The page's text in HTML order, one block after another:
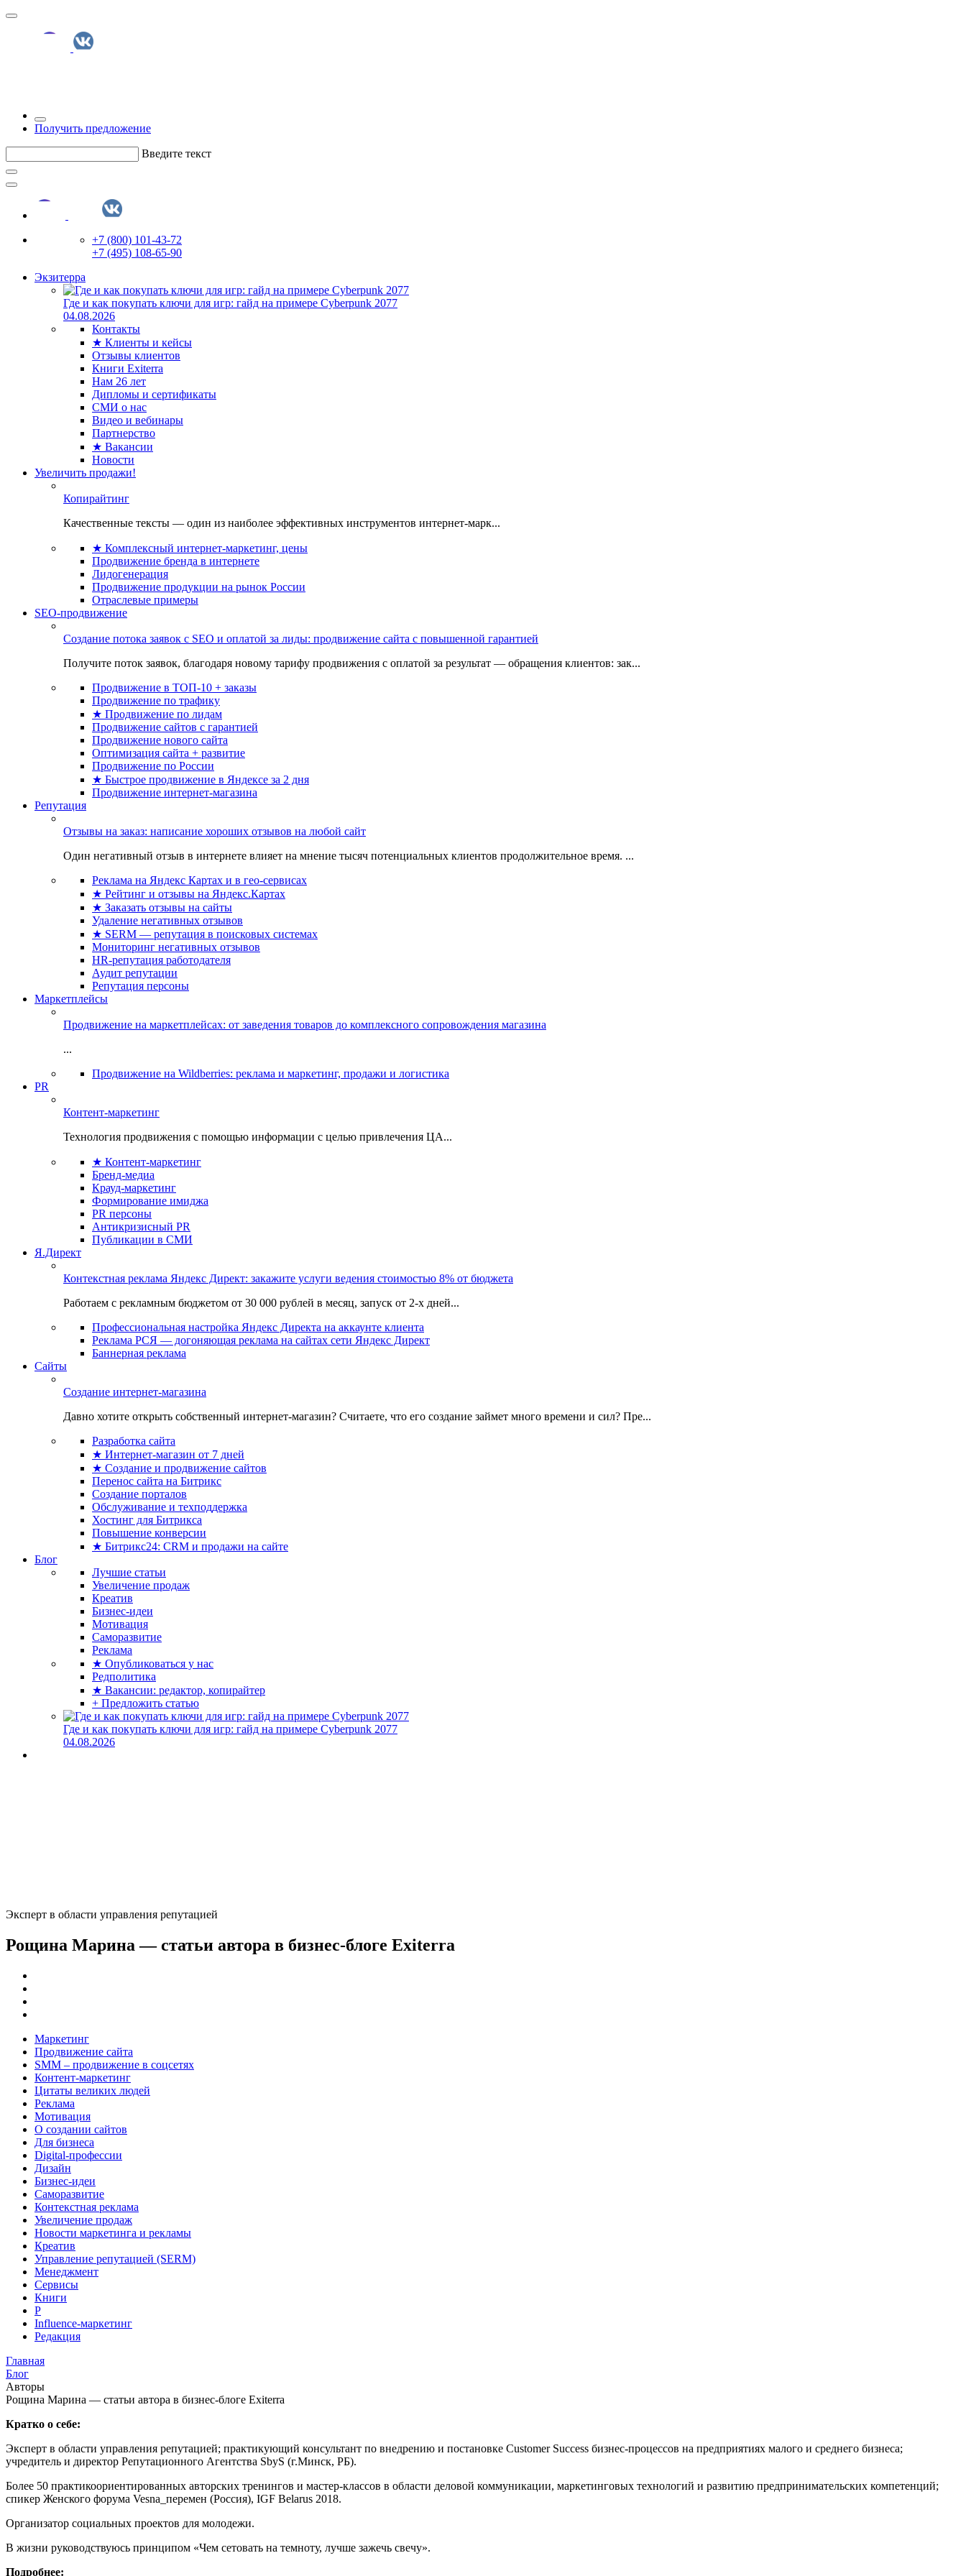
Получить предложение
Введите текст
+7 (800) 101-43-72
+7 (495) 108-65-90
Экзитерра
Где и как покупать ключи для игр: гайд на примере Cyberpunk 2077
04.08.2026
Контакты
★ Клиенты и кейсы
Отзывы клиентов
Книги Exiterra
Нам 26 лет
Дипломы и сертификаты
СМИ о нас
Видео и вебинары
Партнерство
★ Вакансии
Новости
Увеличить продажи!
Копирайтинг
Качественные тексты — один из наиболее эффективных инструментов интернет-марк...
★ Комплексный интернет-маркетинг, цены
Продвижение бренда в интернете
Лидогенерация
Продвижение продукции на рынок России
Отраслевые примеры
SEO-продвижение
Создание потока заявок с SEO и оплатой за лиды: продвижение сайта с повышенной гарантией
Получите поток заявок, благодаря новому тарифу продвижения с оплатой за результат — обращения клиентов: зак...
Продвижение в ТОП-10 + заказы
Продвижение по трафику
★ Продвижение по лидам
Продвижение сайтов с гарантией
Продвижение нового сайта
Оптимизация сайта + развитие
Продвижение по России
★ Быстрое продвижение в Яндексе за 2 дня
Продвижение интернет-магазина
Репутация
Отзывы на заказ: написание хороших отзывов на любой сайт
Один негативный отзыв в интернете влияет на мнение тысяч потенциальных клиентов продолжительное время. ...
Реклама на Яндекс Картах и в гео-сервисах
★ Рейтинг и отзывы на Яндекс.Картах
★ Заказать отзывы на сайты
Удаление негативных отзывов
★ SERM — репутация в поисковых системах
Мониторинг негативных отзывов
HR-репутация работодателя
Аудит репутации
Репутация персоны
Маркетплейсы
Продвижение на маркетплейсах: от заведения товаров до комплексного сопровождения магазина
...
Продвижение на Wildberries: реклама и маркетинг, продажи и логистика
PR
Контент-маркетинг
Технология продвижения с помощью информации с целью привлечения ЦА...
★ Контент-маркетинг
Бренд-медиа
Крауд-маркетинг
Формирование имиджа
PR персоны
Антикризисный PR
Публикации в СМИ
Я.Директ
Контекстная реклама Яндекс Директ: закажите услуги ведения стоимостью 8% от бюджета
Работаем с рекламным бюджетом от 30 000 рублей в месяц, запуск от 2-х дней...
Профессиональная настройка Яндекс Директа на аккаунте клиента
Реклама РСЯ — догоняющая реклама на сайтах сети Яндекс Директ
Баннерная реклама
Сайты
Создание интернет-магазина
Давно хотите открыть собственный интернет-магазин? Считаете, что его создание займет много времени и сил? Пре...
Разработка сайта
★ Интернет-магазин от 7 дней
★ Создание и продвижение сайтов
Перенос сайта на Битрикс
Создание порталов
Обслуживание и техподдержка
Хостинг для Битрикса
Повышение конверсии
★ Битрикс24: CRM и продажи на сайте
Блог
Лучшие статьи
Увеличение продаж
Креатив
Бизнес-идеи
Мотивация
Саморазвитие
Реклама
★ Опубликоваться у нас
Редполитика
★ Вакансии: редактор, копирайтер
+ Предложить статью
Где и как покупать ключи для игр: гайд на примере Cyberpunk 2077
04.08.2026
Эксперт в области управления репутацией
Рощина Марина — статьи автора в бизнес-блоге Exiterra
Маркетинг
Продвижение сайта
SMM – продвижение в соцсетях
Контент-маркетинг
Цитаты великих людей
Реклама
Мотивация
О создании сайтов
Для бизнеса
Digital-профессии
Дизайн
Бизнес-идеи
Саморазвитие
Контекстная реклама
Увеличение продаж
Новости маркетинга и рекламы
Креатив
Управление репутацией (SERM)
Менеджмент
Сервисы
Книги
Р
Influence-маркетинг
Редакция
Главная
Блог
Авторы
Рощина Марина — статьи автора в бизнес-блоге Exiterra
Кратко о себе:
Эксперт в области управления репутацией; практикующий консультант по внедрению и постановке Customer Success бизнес-процессов на предприятиях малого и среднего бизнеса;
учредитель и директор Репутационного Агентства SbyS (г.Минск, РБ).
Более 50 практикоориентированных авторских тренингов и мастер-классов в области деловой коммуникации, маркетинговых технологий и развитию предпринимательских компетенций;
спикер Женского форума Vesna_перемен (Россия), IGF Belarus 2018.
Организатор социальных проектов для молодежи.
В жизни руководствуюсь принципом «Чем сетовать на темноту, лучше зажечь свечу».
Подробнее: